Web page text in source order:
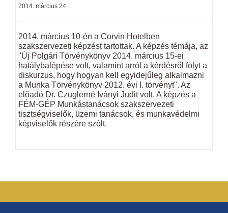
2014. március 24.
2014. március 10-én a Corvin Hotelben
szakszervezeti képzést tartottak. A képzés témája, az
"Új Polgári Törvénykönyv 2014. március 15-ei
hatálybalépése volt, valamint arról a kérdésről folyt a
diskurzus, hogy hogyan kell egyidejűleg alkalmazni
a Munka Törvénykönyv 2012. évi I. törvényt". Az
előadó Dr. Czuglerné Iványi Judit volt. A képzés a
FÉM-GÉP Munkástanácsok szakszervezeti
tisztségviselők, üzemi tanácsok, és munkavédelmi
képviselők részére szólt.